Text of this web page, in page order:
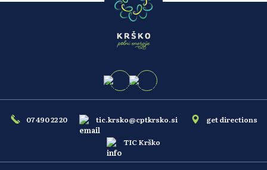
07 490 22 20 tic.krsko@cptkrsko.si get directions
TIC Krško